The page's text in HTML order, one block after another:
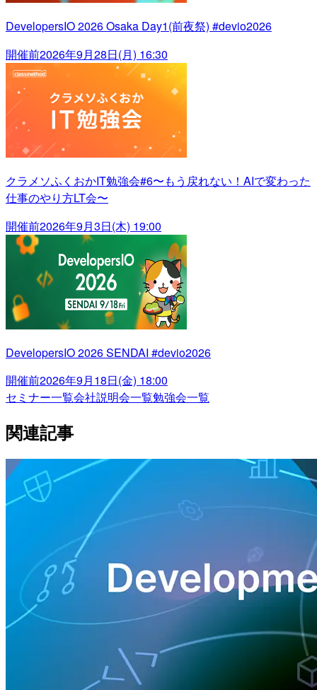
DevelopersIO 2026 Osaka Day1(前夜祭) #devio2026
開催前2026年9月28日(月) 16:30
クラメソふくおかIT勉強会#6〜もう戻れない！AIで変わった
仕事のやり方LT会〜
開催前2026年9月3日(木) 19:00
DevelopersIO 2026 SENDAI #devio2026
開催前2026年9月18日(金) 18:00
セミナー一覧会社説明会一覧勉強会一覧
関連記事